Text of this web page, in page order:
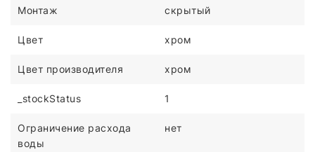
Монтаж скрытый
Цвет хром
Цвет производителя хром
_stockStatus 1
Ограничение расхода
воды
нет